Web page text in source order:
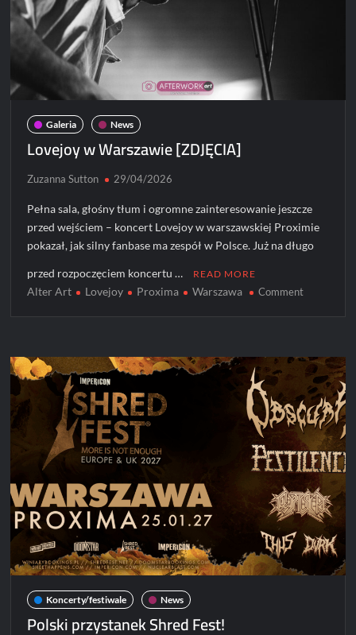
Celebration”.
Trzy
koncerty
w
Polsce
już
grudniu
Galeria News
Lovejoy w Warszawie [ZDJĘCIA]
Zuzanna Sutton 29/04/2026
Pełna sala, głośny tłum i ogromne zainteresowanie jeszcze
przed wejściem – koncert Lovejoy w warszawskiej Proximie
pokazał, jak silny fanbase ma zespół w Polsce. Już na długo
przed rozpoczęciem koncertu … READ MORE
Alter Art Lovejoy Proxima Warszawa Commenton
[ZDJĘCIA]
Koncerty/festiwale News
Polski przystanek Shred Fest!